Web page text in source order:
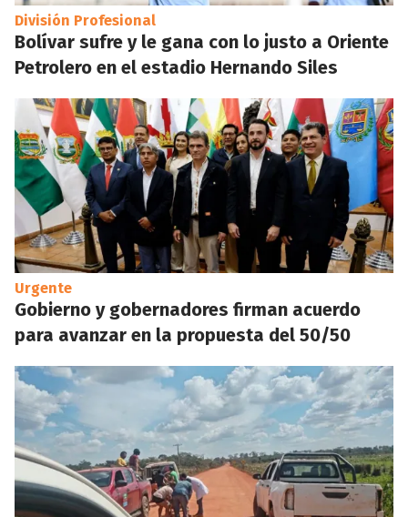
División Profesional
Bolívar sufre y le gana con lo justo a Oriente
Petrolero en el estadio Hernando Siles
Urgente
Gobierno y gobernadores firman acuerdo
para avanzar en la propuesta del 50/50